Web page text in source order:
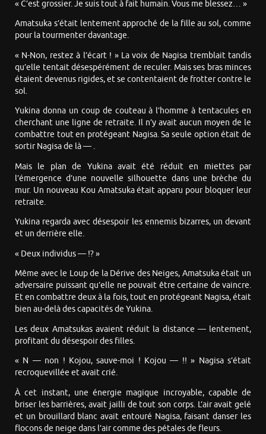
« C’est grossier. Je suis tout à fait humain. Vous me blessez… »
Amatsuka s’était lentement approché de la fille au sol, comme
pour la tourmenter davantage.
« N-Non, restez à l’écart ! » La voix de Nagisa tremblait tandis
qu’elle tentait désespérément de reculer. Mais ses bras minces
étaient devenus rigides, et se contentaient de frotter contre le
sol.
Yukina donna un coup de couteau à l’homme à tentacules en
cherchant une ligne de retraite. Il n’y avait aucun moyen de le
combattre tout en protégeant Nagisa. Sa seule option était de
sortir Nagisa de là — .
Mais le plan de Yukina avait été réduit en miettes par
l’émergence d’une nouvelle silhouette dans une brèche du
mur. Un nouveau Kou Amatsuka était apparu pour bloquer leur
retraite.
Yukina regarda avec désespoir les ennemis bizarres, un devant
et un derrière elle.
« Deux individus — !? »
Même avec le Loup de la Dérive des Neiges, Amatsuka était un
adversaire puissant qu’elle ne pouvait être certaine de vaincre.
Et en combattre deux à la fois, tout en protégeant Nagisa, était
bien au-delà des capacités de Yukina.
Les deux Amatsukas avaient réduit la distance — lentement,
profitant du désespoir des filles.
« N — non ! Kojou, sauve-moi ! Kojou — !! » Nagisa s’était
recroquevillée et avait crié.
À cet instant, une énergie magique incroyable, capable de
briser les barrières, avait jailli de tout son corps. L’air avait gelé
et un brouillard blanc avait entouré Nagisa, faisant danser les
flocons de neige dans l’air comme des pétales de fleurs.